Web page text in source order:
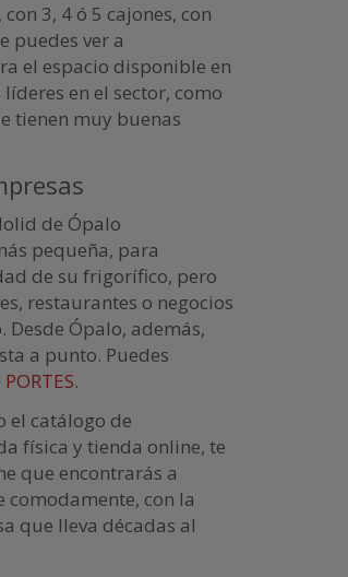
3, 4 ó 5 cajones, con
puedes ver a
el espacio disponible en
en el sector, como
tienen muy buenas
de Ópalo
pequeña, para
de su frigorífico, pero
restaurantes o negocios
Ópalo, además,
a punto. Puedes
PORTES.
el catálogo de
física y tienda online, te
que encontrarás a
con la
que lleva décadas al